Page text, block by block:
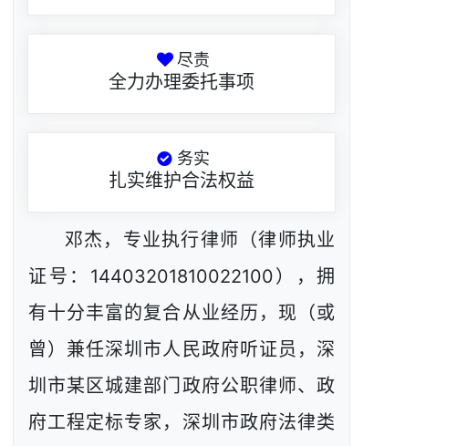
尽责
全力办理委托事项
务实
扎实维护合法权益
邓杰，专业执行律师（律师执业
证号：14403201810022100），拥
有十分丰富的复合从业经历，现（或
曾）兼任深圳市人民政府听证员，深
圳市某区城建部门政府公职律师、政
府工程定标专家，深圳市政府法律类